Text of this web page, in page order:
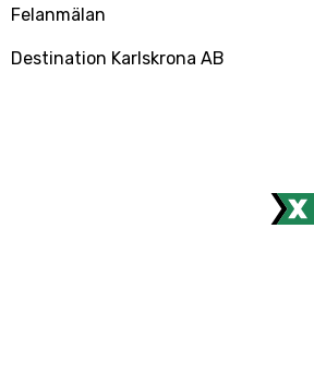
Felanmälan
Destination Karlskrona AB